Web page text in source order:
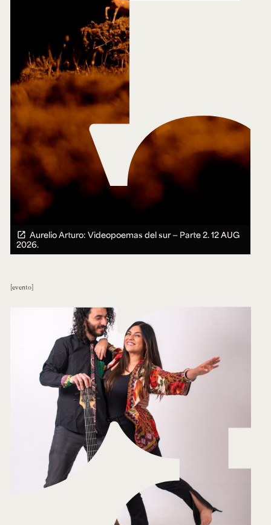
Aurelio Arturo: Videopoemas del sur — Parte 2.12 AUG
2026.
evento